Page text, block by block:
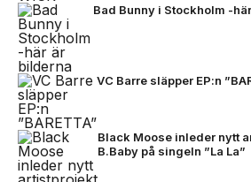
Bad Bunny i Stockholm -
VC Barre släpper EP:n
Black Moose inleder nytt
B.Baby på singeln ”La La”